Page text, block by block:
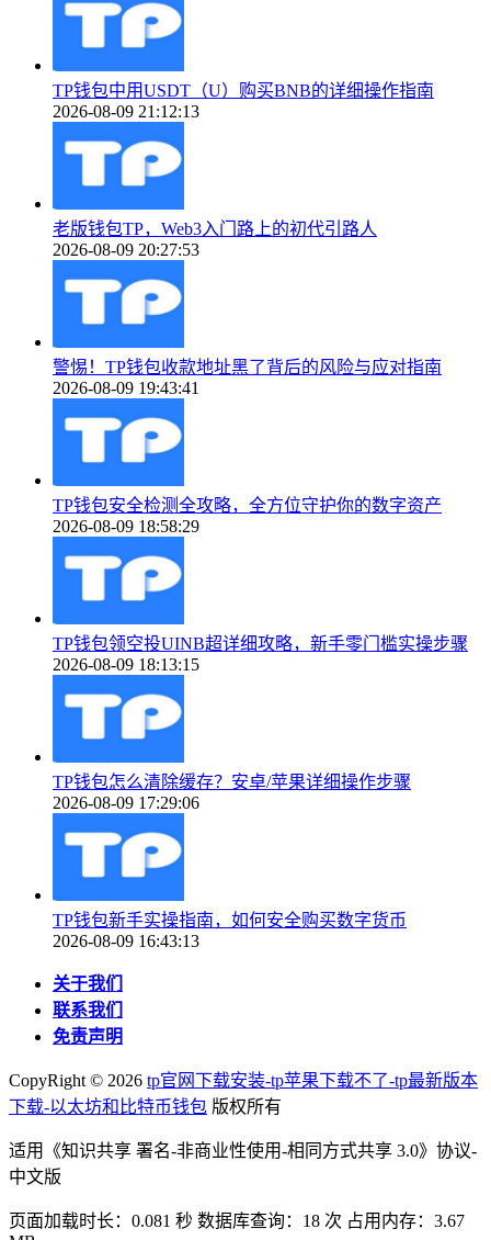
TP钱包中用USDT（U）购买BNB的详细操作指南
2026-08-09 21:12:13
老版钱包TP，Web3入门路上的初代引路人
2026-08-09 20:27:53
警惕！TP钱包收款地址黑了背后的风险与应对指南
2026-08-09 19:43:41
TP钱包安全检测全攻略，全方位守护你的数字资产
2026-08-09 18:58:29
TP钱包领空投UINB超详细攻略，新手零门槛实操步骤
2026-08-09 18:13:15
TP钱包怎么清除缓存？安卓/苹果详细操作步骤
2026-08-09 17:29:06
TP钱包新手实操指南，如何安全购买数字货币
2026-08-09 16:43:13
关于我们
联系我们
免责声明
CopyRight © 2026 tp官网下载安装-tp苹果下载不了-tp最新版本
下载-以太坊和比特币钱包 版权所有
适用《知识共享 署名-非商业性使用-相同方式共享 3.0》协议-
中文版
页面加载时长：0.081 秒 数据库查询：18 次 占用内存：3.67